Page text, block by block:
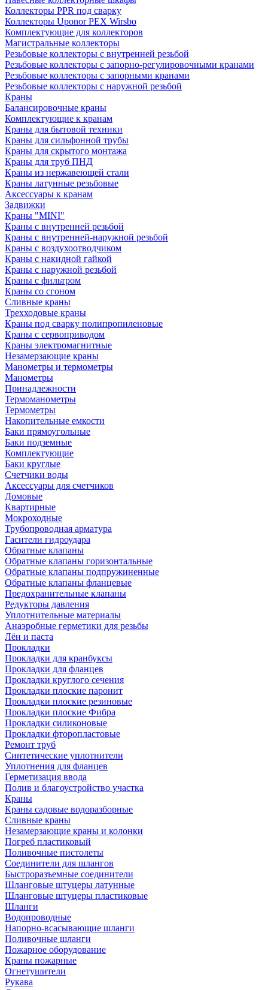
Коллекторы PPR под сварку
Коллекторы Uponor PEX Wirsbo
Комплектующие для коллекторов
Магистральные коллекторы
Резьбовые коллекторы с внутренней резьбой
Резьбовые коллекторы с запорно-регулировочными кранами
Резьбовые коллекторы с запорными кранами
Резьбовые коллекторы с наружной резьбой
Краны
Балансировочные краны
Комплектующие к кранам
Краны для бытовой техники
Краны для сильфонной трубы
Краны для скрытого монтажа
Краны для труб ПНД
Краны из нержавеющей стали
Краны латунные резьбовые
Аксессуары к кранам
Задвижки
Краны "MINI"
Краны с внутренней резьбой
Краны с внутренней-наружной резьбой
Краны с воздухоотводчиком
Краны с накидной гайкой
Краны с наружной резьбой
Краны с фильтром
Краны со сгоном
Сливные краны
Трехходовые краны
Краны под сварку полипропиленовые
Краны с сервоприводом
Краны электромагнитные
Незамерзающие краны
Манометры и термометры
Манометры
Принадлежности
Термоманометры
Термометры
Накопительные емкости
Баки прямоугольные
Баки подземные
Комплектующие
Баки круглые
Счетчики воды
Аксессуары для счетчиков
Домовые
Квартирные
Мокроходные
Трубопроводная арматура
Гасители гидроудара
Обратные клапаны
Обратные клапаны горизонтальные
Обратные клапаны подпружиненные
Обратные клапаны фланцевые
Предохранительные клапаны
Редукторы давления
Уплотнительные материалы
Анаэробные герметики для резьбы
Лён и паста
Прокладки
Прокладки для кранбуксы
Прокладки для фланцев
Прокладки круглого сечения
Прокладки плоские паронит
Прокладки плоские резиновые
Прокладки плоские Фибра
Прокладки силиконовые
Прокладки фторопластовые
Ремонт труб
Синтетические уплотнители
Уплотнения для фланцев
Герметизация ввода
Полив и благоустройство участка
Краны
Краны садовые водоразборные
Сливные краны
Незамерзающие краны и колонки
Погреб пластиковый
Поливочные пистолеты
Соединители для шлангов
Быстроразъемные соединители
Шланговые штуцеры латунные
Шланговые штуцеры пластиковые
Шланги
Водопроводные
Напорно-всасывающие шланги
Поливочные шланги
Пожарное оборудование
Краны пожарные
Огнетушители
Рукава